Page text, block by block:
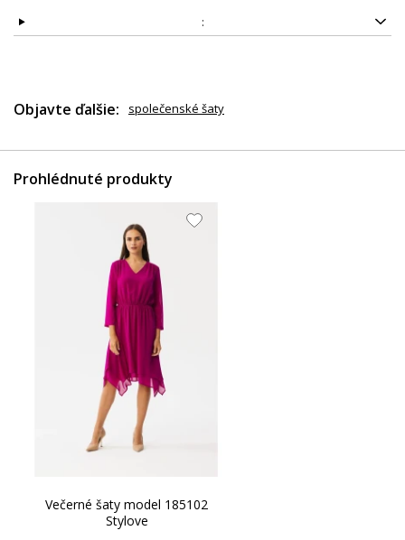
:
Objavte ďalšie: společenské šaty
Prohlédnuté produkty
Večerné šaty model 185102
Stylove